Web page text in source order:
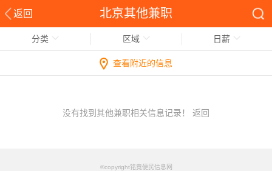
返回 北京其他兼职
分类 区域 日薪
查看附近的信息
没有找到其他兼职相关信息记录！ 返回
©copyright铭竟便民信息网